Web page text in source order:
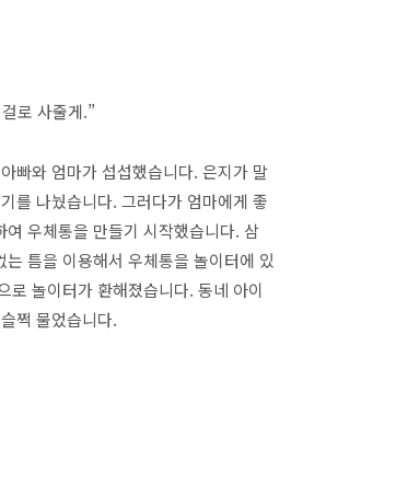
로 사줄게.”
빠와 엄마가 섭섭했습니다. 은지가 말
를 나눴습니다. 그러다가 엄마에게 좋
우체통을 만들기 시작했습니다. 삼
틈을 이용해서 우체통을 놀이터에 있
로 놀이터가 환해졌습니다. 동네 아이
쩍 물었습니다.